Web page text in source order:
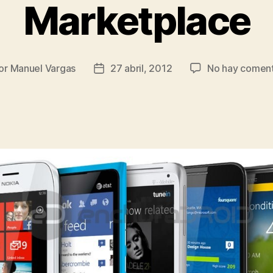
Marketplace
Manuel Vargas
Fecha27 abril, 2012 No hay